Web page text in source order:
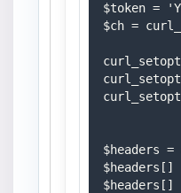
$token =
$ch =
$headers